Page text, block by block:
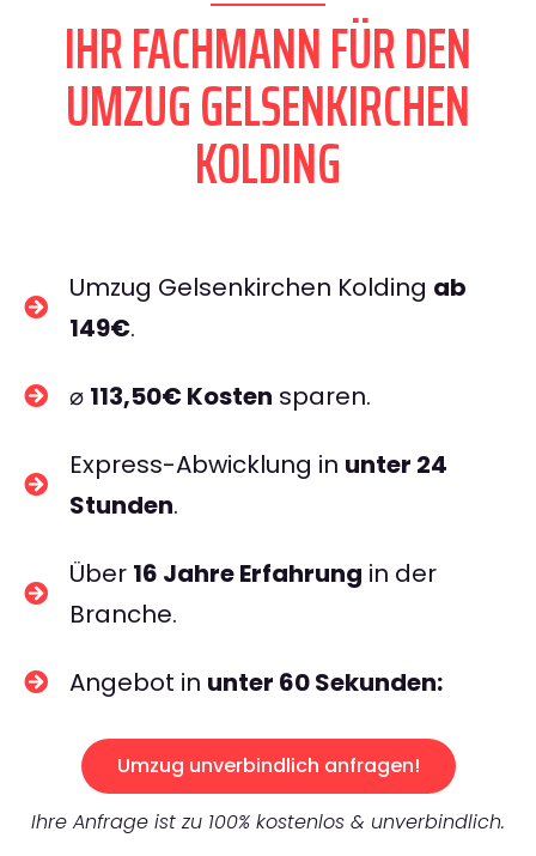
IHR FACHMANN FÜR DEN
UMZUG GELSENKIRCHEN
KOLDING
Umzug Gelsenkirchen Kolding ab
149€.
⌀ 113,50€ Kosten sparen.
Express-Abwicklung in unter 24
Stunden.
Über 16 Jahre Erfahrung in der
Branche.
Angebot in unter 60 Sekunden:
Umzug unverbindlich anfragen!
Ihre Anfrage ist zu 100% kostenlos & unverbindlich.